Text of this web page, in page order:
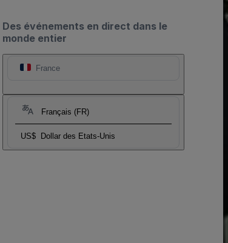
Des événements en direct dans le
monde entier
France
Français (FR)
US$ Dollar des Etats-Unis